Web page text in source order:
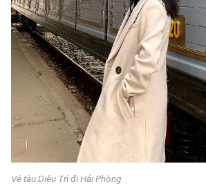
Vé tàu Diêu Trì đi Hải Phòng